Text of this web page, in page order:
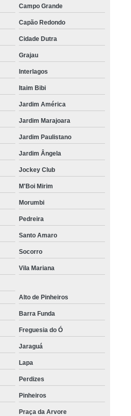
Campo Grande
Capão Redondo
Cidade Dutra
Grajau
Interlagos
Itaim Bibi
Jardim América
Jardim Marajoara
Jardim Paulistano
Jardim Ângela
Jockey Club
M'Boi Mirim
Morumbi
Pedreira
Santo Amaro
Socorro
Vila Mariana
Alto de Pinheiros
Barra Funda
Freguesia do Ó
Jaraguá
Lapa
Perdizes
Pinheiros
Praça da Arvore